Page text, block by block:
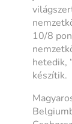
10/8
hetedik,
készítik.